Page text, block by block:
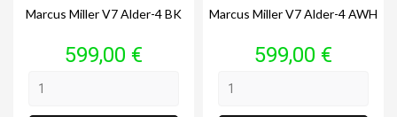
Marcus Miller V7 Alder-4 BK
Prix
599,00 €
Marcus Miller V7 Alder-4 AWH
Prix
599,00 €